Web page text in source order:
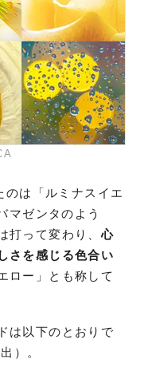
のは「ルミナスイエ
マゼンタのよう
打って変わり、心
さを感じる色合い
ロー」とも称して
は以下のとおりで
）。